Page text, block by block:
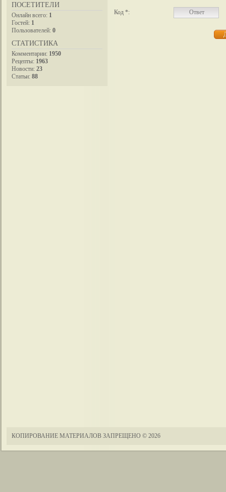
ПОСЕТИТЕЛИ
Онлайн всего: 1
Гостей: 1
Пользователей: 0
СТАТИСТИКА
Комментарии: 1950
Рецепты: 1963
Новости: 23
Статьи: 88
Код *:
КОПИРОВАНИЕ МАТЕРИАЛОВ ЗАПРЕЩЕНО © 2026